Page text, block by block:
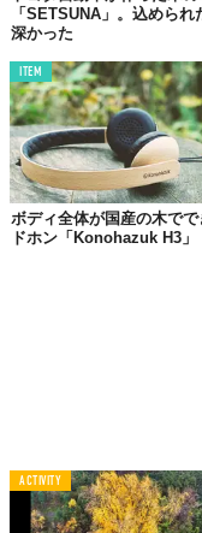
「SETSUNA」。込められ
深かった
ITEM
ボディ全体が国産の木でで
ドホン「Konohazuk H3」
ACTIVITY